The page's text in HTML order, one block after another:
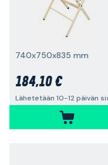
740x750x835 mm
184,10 €